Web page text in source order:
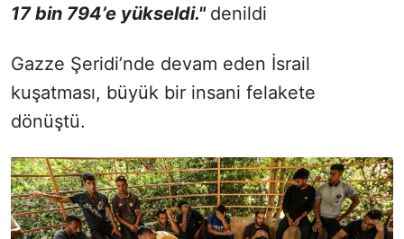
17 bin 794’e yükseldi." denildi
Gazze Şeridi’nde devam eden İsrail
kuşatması, büyük bir insani felakete
dönüştü.